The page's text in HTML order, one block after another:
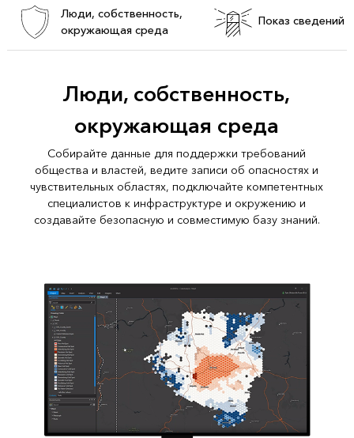
Люди, собственность,
окружающая среда
Показ сведений
Люди, собственность,
окружающая среда
Собирайте данные для поддержки требований
общества и властей, ведите записи об опасностях и
чувствительных областях, подключайте компетентных
специалистов к инфраструктуре и окружению и
создавайте безопасную и совместимую базу знаний.